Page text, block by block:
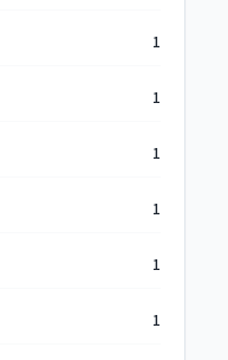
1
1
1
1
1
1